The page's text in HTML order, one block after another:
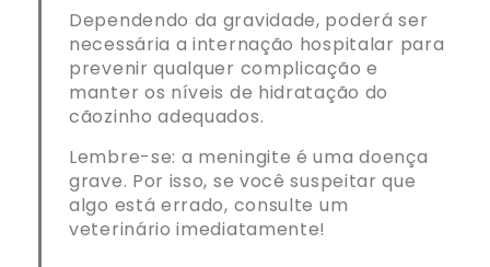
Dependendo da gravidade, poderá ser
necessária a internação hospitalar para
prevenir qualquer complicação e
manter os níveis de hidratação do
cãozinho adequados.
Lembre-se: a meningite é uma doença
grave. Por isso, se você suspeitar que
algo está errado, consulte um
veterinário imediatamente!